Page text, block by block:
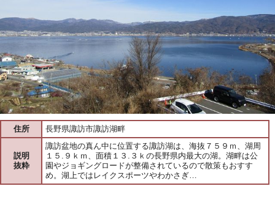
住所 長野県諏訪市諏訪湖畔
説明
抜粋
諏訪盆地の真ん中に位置する諏訪湖は、海抜７５９ｍ、湖周
１５.９ｋｍ、面積１３.３ｋの長野県内最大の湖。湖畔は公
園やジョギングロードが整備されているので散策もおすす
め。湖上ではレイクスポーツやわかさぎ…